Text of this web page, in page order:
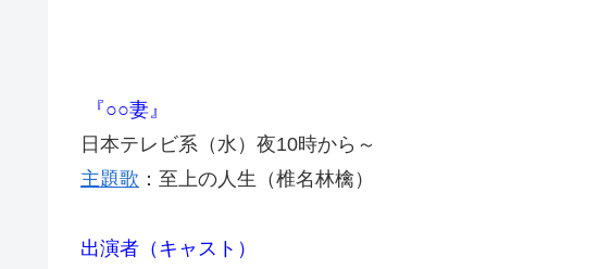
『○○妻』
日本テレビ系（水）夜10時から～
主題歌 ：至上の人生（椎名林檎）
出演者（キャスト）